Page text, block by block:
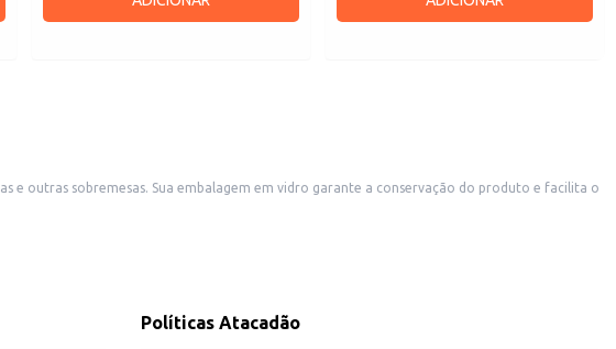
outras sobremesas. Sua embalagem em vidro garante a conservação do produto e facilita o
Políticas Atacadão